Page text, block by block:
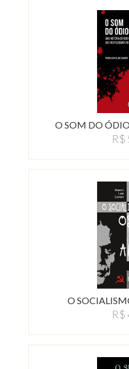
O SOM DO
R$
O
R$